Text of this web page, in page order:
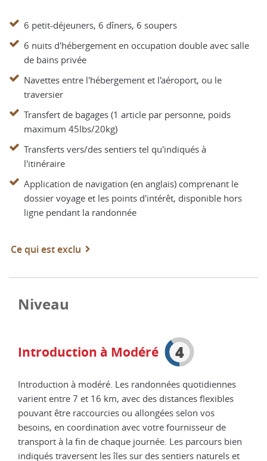
6 petit-déjeuners, 6 dîners, 6 soupers
6 nuits d'hébergement en occupation double avec salle
de bains privée
Navettes entre l'hébergement et l'aéroport, ou le
traversier
Transfert de bagages (1 article par personne, poids
maximum 45lbs/20kg)
Transferts vers/des sentiers tel qu'indiqués à
l'itinéraire
Application de navigation (en anglais) comprenant le
dossier voyage et les points d'intérêt, disponible hors
ligne pendant la randonnée
Ce qui est exclu
Niveau
Introduction à Modéré 4
Introduction à modéré. Les randonnées quotidiennes
varient entre 7 et 16 km, avec des distances flexibles
pouvant être raccourcies ou allongées selon vos
besoins, en coordination avec votre fournisseur de
transport à la fin de chaque journée. Les parcours bien
indiqués traversent les îles sur des sentiers naturels et